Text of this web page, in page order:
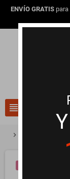
ENVÍO GRATIS para
view_headline
chevron_right